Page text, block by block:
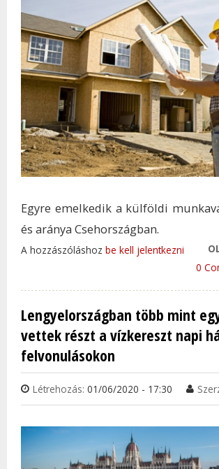
Egyre emelkedik a külföldi
és aránya Csehországban.
A hozzászóláshoz be kell jelentkezni
0
Lengyelországban több mint
vettek részt a vízkereszt napi
felvonulásokon
Létrehozás: 01/06/2020 - 17:30